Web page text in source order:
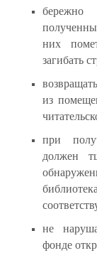
бережно
них
загибать
из
при
должен
не
фонде